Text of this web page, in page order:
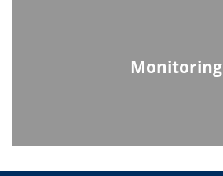
Monitoring